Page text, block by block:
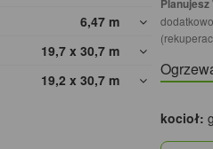
6,47 m
19,7 x 30,7 m
19,2 x 30,7 m
Planujesz
kocioł: